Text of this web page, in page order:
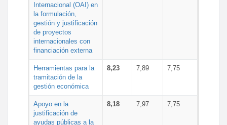
Internacional (OAI) en
la formulación,
gestión y justificación
de proyectos
internacionales con
financiación externa
Herramientas para la
tramitación de la
gestión económica
8,23 7,89 7,75
Apoyo en la
justificación de
ayudas públicas a la
8,18 7,97 7,75